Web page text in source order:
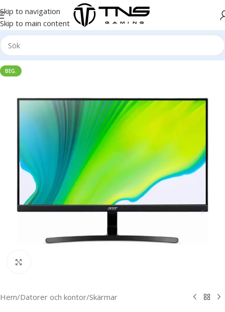
Skip to navigation
Skip to main content
BEG.
Hem/Datorer och kontor/Skärmar